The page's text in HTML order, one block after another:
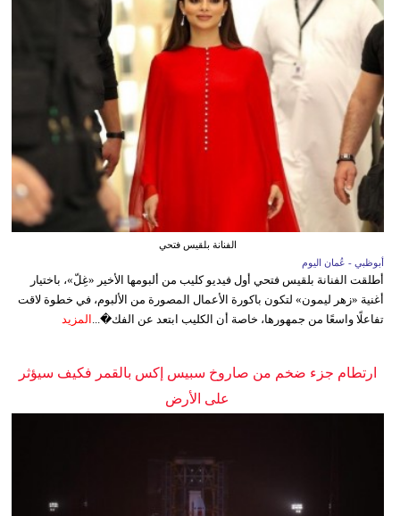
الفنانة بلقيس فتحي
أبوظبي - عُمان اليوم
أطلقت الفنانة بلقيس فتحي أول فيديو كليب من ألبومها الأخير «غِلّ»، باختيار
أغنية «زهر ليمون» لتكون باكورة الأعمال المصورة من الألبوم، في خطوة لاقت
تفاعلًا واسعًا من جمهورها، خاصة أن الكليب ابتعد عن الفك�... المزيد
ارتطام جزء ضخم من صاروخ سبيس إكس بالقمر فكيف سيؤثر
على الأرض